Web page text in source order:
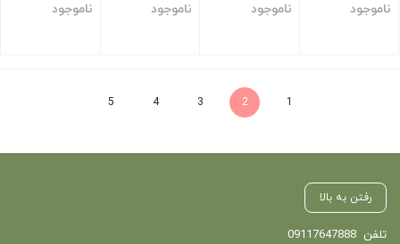
ناموجود ناموجود ناموجود ناموجود
1
2
3
4
5
رفتن به بالا
تلفن 09117647888